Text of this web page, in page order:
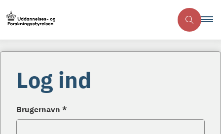
Log ind
Brugernavn *